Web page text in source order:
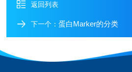
返回列表
下一个：蛋白Marker的分类